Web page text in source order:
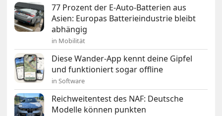
77 Prozent der E-Auto-Batterien aus
Asien: Europas Batterieindustrie bleibt
abhängig
in Mobilität
Diese Wander-App kennt deine Gipfel
und funktioniert sogar offline
in Software
Reichweitentest des NAF: Deutsche
Modelle können punkten